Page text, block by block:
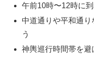
午前10時〜12時に
中道通りや平和通
う
神輿巡行時間帯を